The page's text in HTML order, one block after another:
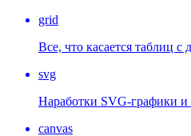
grid
Все, что касается таблиц
svg
Наработки SVG-графики
canvas